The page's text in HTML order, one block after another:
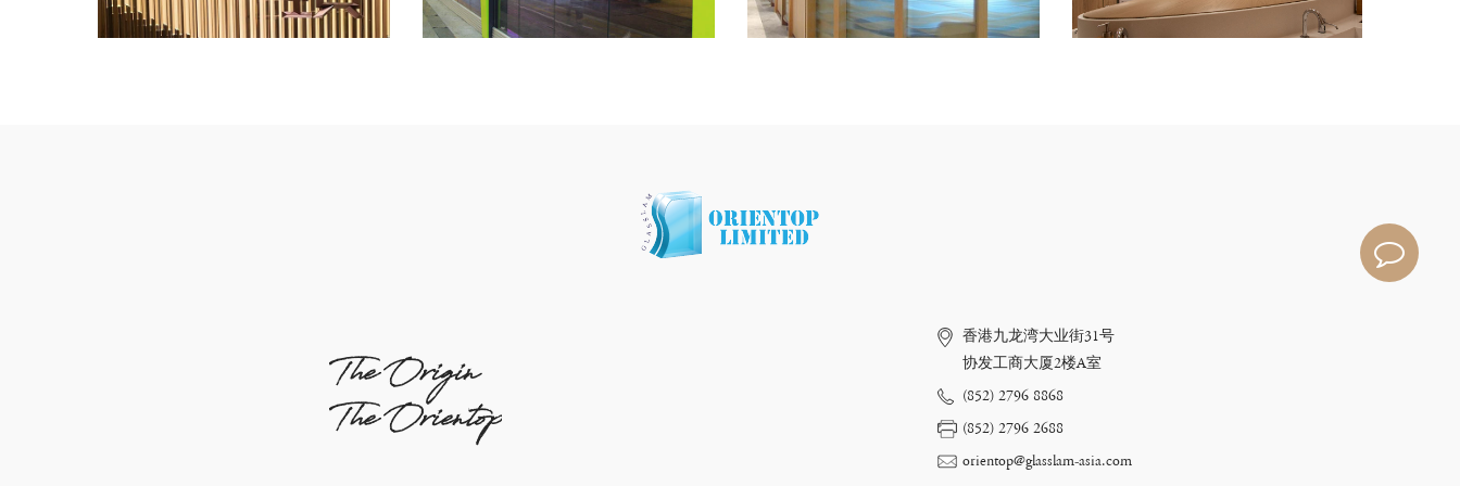
The Origin
The Orientop
香港九龙湾大业街31号
协发工商大厦2楼A室
(852) 2796 8868
(852) 2796 2688
orientop@glasslam-asia.com